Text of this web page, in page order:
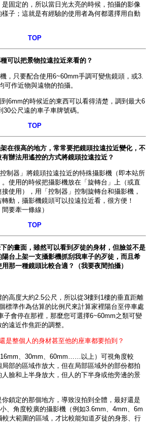
是固定的，所以當日光太亮的時候，拍攝的影像
子；這就是有經驗的使用者為何都選擇用 自動
TOP
可以把景物拉遠拉近來看的？
，只要配合使用6~60mm手調可變焦鏡頭 ，或3.
作近物與遠物的拍攝。
到6mm的時候近的東西可以看得清楚，調到最大6
公尺遠的車子車牌號碼。
TOP
在很高的地方，常常要把鏡頭拉遠拉近變化，不
辦法用遙控的方式將鏡頭拉遠拉近？
制器」將鏡頭拉遠拉近的特殊攝影機（即本站所
。使用的時候把攝影機放在「旋轉台」上（或直
使用），用「控制器」控制旋轉台和攝影機，
動，攝影機鏡頭可以拉遠拉近看，很方便！
要牽一條線）
TOP
的畫面，雖然可以看到歹徒的身材，但臉並不是
台上架一支攝影機抓刮我車子的歹徒，而且希
那一種鏡頭比較合適？（我要夜間拍攝）
高度大約2.5公尺，所以從3樓到1樓的垂直距離
標準作為估算的比例尺來計算家裡陽台至停車處
子會停在那裡，那麼您可選擇6~60mm之類可變
遠近作焦距的調整。
是整個人的身材甚至他的座車都要拍到？
、30mm、60mm……以上）可視角度較
部的區域作放大，但在局部區域外的部份都拍
臉和上半身放大，但人的下半身或他旁邊的景
鎖定的那個地方，導致沒拍到全體，最好還是
、角度較廣的攝影機（例如3.6mm、4mm、6m
大範圍的區域，才比較能知道歹徒的身形、行